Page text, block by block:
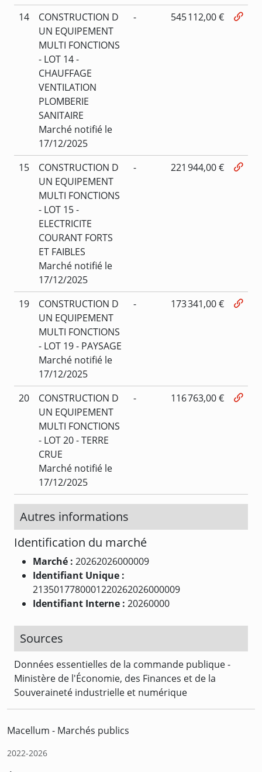
14
CONSTRUCTION D
UN EQUIPEMENT
MULTI FONCTIONS
- LOT 14 -
CHAUFFAGE
VENTILATION
PLOMBERIE
SANITAIRE
Marché notifié le
17/12/2025
- 545 112,00 €
15
CONSTRUCTION D
UN EQUIPEMENT
MULTI FONCTIONS
- LOT 15 -
ELECTRICITE
COURANT FORTS
ET FAIBLES
Marché notifié le
17/12/2025
- 221 944,00 €
19
CONSTRUCTION D
UN EQUIPEMENT
MULTI FONCTIONS
- LOT 19 - PAYSAGE
Marché notifié le
17/12/2025
- 173 341,00 €
20
CONSTRUCTION D
UN EQUIPEMENT
MULTI FONCTIONS
- LOT 20 - TERRE
CRUE
Marché notifié le
17/12/2025
- 116 763,00 €
Autres informations
Identification du marché
Marché : 20262026000009
Identifiant Unique :
2135017780001220262026000009
Identifiant Interne : 20260000
Sources
Données essentielles de la commande publique -
Ministère de l'Économie, des Finances et de la
Souveraineté industrielle et numérique
Macellum - Marchés publics
2022-2026